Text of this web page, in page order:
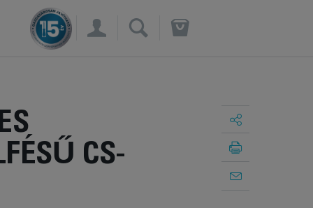
×
CS-